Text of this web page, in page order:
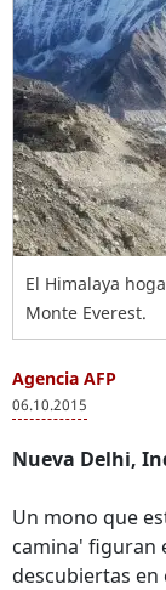
El Himalaya
Monte Everest.
Agencia AFP
06.10.2015
Nueva Delhi,
Un mono que
camina' figuran
descubiertas en